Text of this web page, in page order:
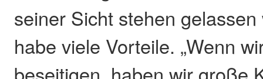
seiner Sicht stehen
habe viele Vorteile. „Wenn